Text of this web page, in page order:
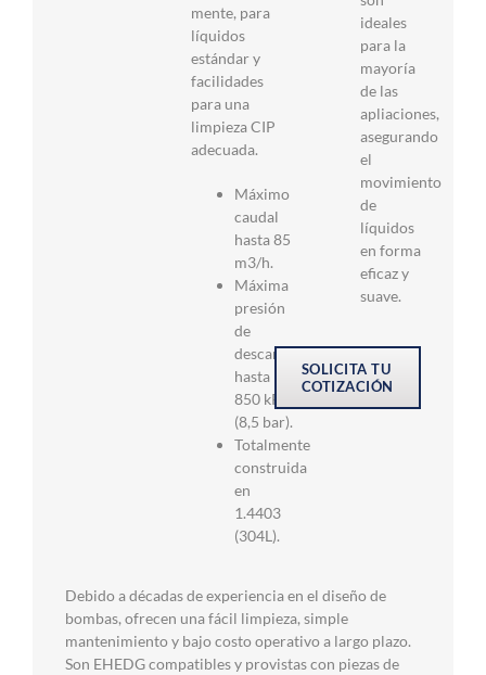
mente, para
líquidos
estándar y
facilidades
para una
limpieza CIP
adecuada.
Máximo
caudal
hasta 85
m3/h.
Máxima
presión
de
descarga
hasta
850 kPa
(8,5 bar).
Totalmente
construida
en
1.4403
(304L).
ideales
para la
mayoría
de las
apliaciones,
asegurando
el
movimiento
de
líquidos
en forma
eficaz y
suave.
SOLICITA TU
COTIZACIÓN
Debido a décadas de experiencia en el diseño de
bombas, ofrecen una fácil limpieza, simple
mantenimiento y bajo costo operativo a largo plazo.
Son EHEDG compatibles y provistas con piezas de